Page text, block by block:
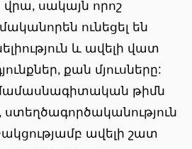
վրա, սակայն որոշ
ունեցել են
և ավելի վատ
քան մյուսները:
թիմն
ստեղծագործականություն
ավելի շատ